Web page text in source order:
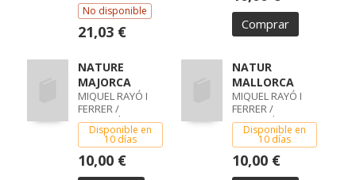
TORRENS I RAMIS
No disponible
21,03 € Comprar
NATURE
MAJORCA
MIQUEL RAYÓ I
FERRER /
SEBASTIÀ FOT.
TORRENS I RAMIS
Disponible en
10 días
10,00 €
NATUR
MALLORCA
MIQUEL RAYÓ I
FERRER /
SEBASTIÀ FOT.
TORRENS I RAMIS
Disponible en
10 días
10,00 €